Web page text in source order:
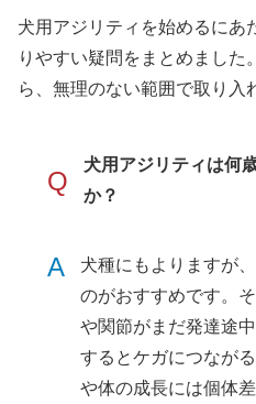
犬用アジリティを始めるにあ
りやすい疑問をまとめました
ら、無理のない範囲で取り入
Q
犬用アジリティは何
か？
A 犬種にもよりますが、
のがおすすめです。
や関節がまだ発達途
するとケガにつなが
や体の成長には個体